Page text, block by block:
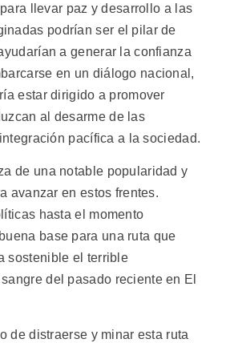
llevar paz y desarrollo a las
podrían ser el pilar de
a generar la confianza
en un diálogo nacional,
estar dirigido a promover
al desarme de las
pacífica a la sociedad.
de una notable popularidad y
avanzar en estos frentes.
hasta el momento
base para una ruta que
sostenible el terrible
del pasado reciente en El
de distraerse y minar esta ruta